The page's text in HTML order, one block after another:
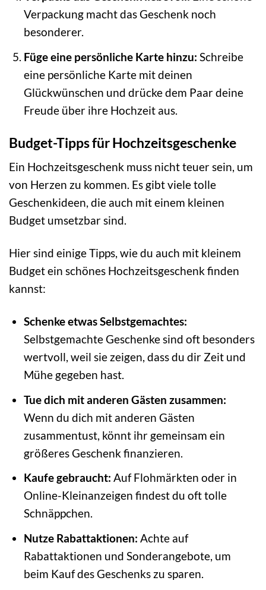
Verpackung macht das Geschenk noch
besonderer.
Füge eine persönliche Karte hinzu: Schreibe
eine persönliche Karte mit deinen
Glückwünschen und drücke dem Paar deine
Freude über ihre Hochzeit aus.
Budget-Tipps für Hochzeitsgeschenke
Ein Hochzeitsgeschenk muss nicht teuer sein, um
von Herzen zu kommen. Es gibt viele tolle
Geschenkideen, die auch mit einem kleinen
Budget umsetzbar sind.
Hier sind einige Tipps, wie du auch mit kleinem
Budget ein schönes Hochzeitsgeschenk finden
kannst:
Schenke etwas Selbstgemachtes:
Selbstgemachte Geschenke sind oft besonders
wertvoll, weil sie zeigen, dass du dir Zeit und
Mühe gegeben hast.
Tue dich mit anderen Gästen zusammen:
Wenn du dich mit anderen Gästen
zusammentust, könnt ihr gemeinsam ein
größeres Geschenk finanzieren.
Kaufe gebraucht: Auf Flohmärkten oder in
Online-Kleinanzeigen findest du oft tolle
Schnäppchen.
Nutze Rabattaktionen: Achte auf
Rabattaktionen und Sonderangebote, um
beim Kauf des Geschenks zu sparen.